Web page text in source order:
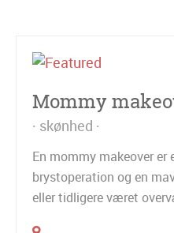
Mommy
skønhed
En mommy makeover
brystoperation og en
eller tidligere været